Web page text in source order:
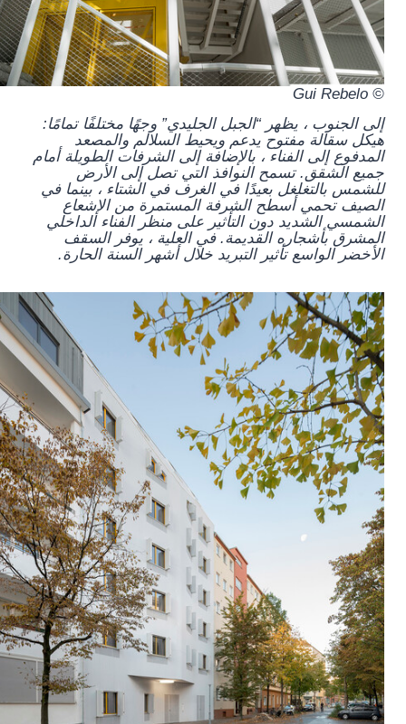
© Gui Rebelo
إلى الجنوب ، يظهر “الجبل الجليدي” وجهًا مختلفًا تمامًا:
هيكل سقالة مفتوح يدعم ويحيط السلالم والمصعد
المدفوع إلى الفناء ، بالإضافة إلى الشرفات الطويلة أمام
جميع الشقق. تسمح النوافذ التي تصل إلى الأرض
للشمس بالتغلغل بعيدًا في الغرف في الشتاء ، بينما في
الصيف تحمي أسطح الشرفة المستمرة من الإشعاع
الشمسي الشديد دون التأثير على منظر الفناء الداخلي
المشرق بأشجاره القديمة. في العلية ، يوفر السقف
الأخضر الواسع تأثير التبريد خلال أشهر السنة الحارة.